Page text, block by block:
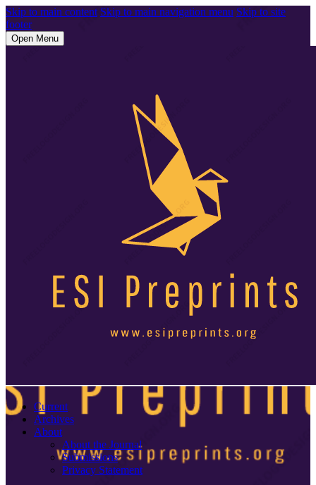
Skip to main content Skip to main navigation menu Skip to site
footer
Open Menu
Current
Archives
About
About the Journal
Submissions
Privacy Statement